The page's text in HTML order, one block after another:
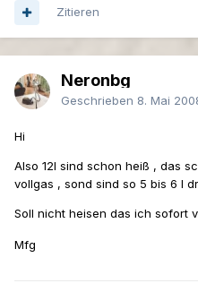
Zitieren
Neronbg
Geschrieben 8. Mai
Hi
Also 12l sind schon heiß , das
vollgas , sond sind so 5 bis 6 l
Soll nicht heisen das ich sofort
Mfg